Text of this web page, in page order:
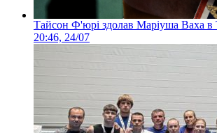
Тайсон Ф'юрі здолав Маріуша Ваха в
20:46, 24/07